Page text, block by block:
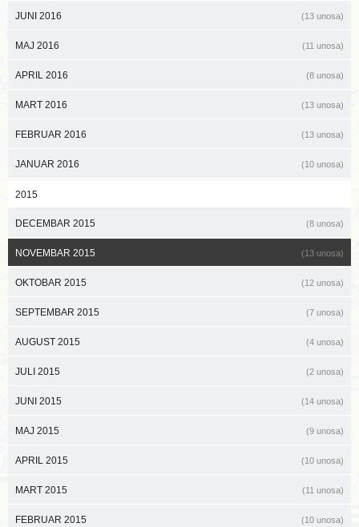
JUNI 2016 (13 unosa)
MAJ 2016 (11 unosa)
APRIL 2016 (8 unosa)
MART 2016 (13 unosa)
FEBRUAR 2016 (13 unosa)
JANUAR 2016 (10 unosa)
2015
DECEMBAR 2015 (8 unosa)
NOVEMBAR 2015 (13 unosa)
OKTOBAR 2015 (12 unosa)
SEPTEMBAR 2015 (7 unosa)
AUGUST 2015 (4 unosa)
JULI 2015 (2 unosa)
JUNI 2015 (14 unosa)
MAJ 2015 (9 unosa)
APRIL 2015 (10 unosa)
MART 2015 (11 unosa)
FEBRUAR 2015 (10 unosa)